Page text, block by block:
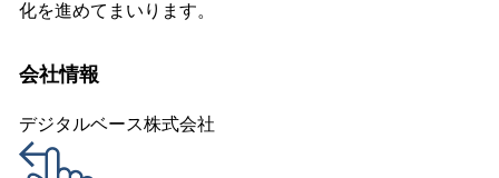
化を進めてまいります。
会社情報
デジタルベース株式会社